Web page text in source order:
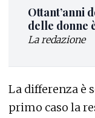
Ottant’anni
delle donne
La redazione
La differenza è
primo caso la